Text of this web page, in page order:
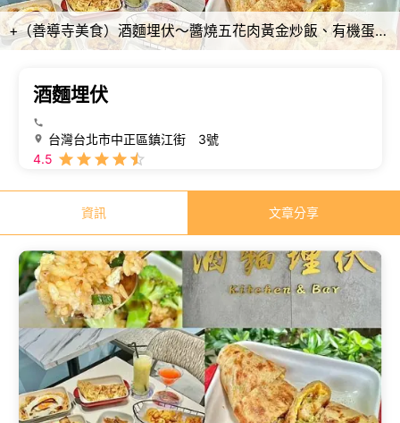
+（善導寺美食）酒麵埋伏～醬燒五花肉黃金炒飯、有機蛋捲餅、多款炸物下酒菜通通都想吃！酒麵埋伏菜單
酒麵埋伏
台灣台北市中正區鎮江街 3號
4.5
資訊 文章分享